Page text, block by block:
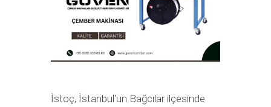
İstoç, İstanbul'un Bağcılar ilçesinde